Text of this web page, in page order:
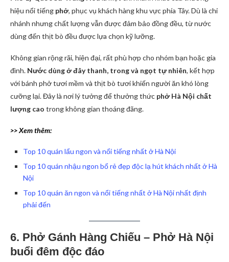
hiệu nổi tiếng phở, phục vụ khách hàng khu vực phía Tây. Dù là chi
nhánh nhưng chất lượng vẫn được đảm bảo đồng đều, từ nước
dùng đến thịt bò đều được lựa chọn kỹ lưỡng.
Không gian rộng rãi, hiện đại, rất phù hợp cho nhóm bạn hoặc gia
đình. Nước dùng ở đây thanh, trong và ngọt tự nhiên, kết hợp
với bánh phở tươi mềm và thịt bò tươi khiến người ăn khó lòng
cưỡng lại. Đây là nơi lý tưởng để thưởng thức phở Hà Nội chất
lượng cao trong không gian thoáng đãng.
>> Xem thêm:
Top 10 quán lẩu ngon và nổi tiếng nhất ở Hà Nội
Top 10 quán nhậu ngon bổ rẻ đẹp độc lạ hút khách nhất ở Hà
Nội
Top 10 quán ăn ngon và nổi tiếng nhất ở Hà Nội nhất định
phải đến
6. Phở Gánh Hàng Chiếu – Phở Hà Nội
buổi đêm độc đáo